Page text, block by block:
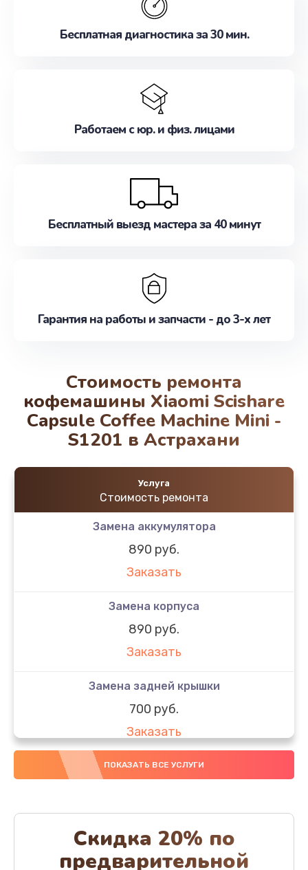
Бесплатная диагностика за 30 мин.
Работаем с юр. и физ. лицами
Бесплатный выезд мастера за 40 минут
Гарантия на работы и запчасти - до 3-х лет
Стоимость ремонта
кофемашины Xiaomi Scishare
Capsule Coffee Machine Mini -
S1201 в Астрахани
Услуга
Стоимость ремонта
Замена аккумулятора
890 руб.
Заказать
Замена корпуса
890 руб.
Заказать
Замена задней крышки
700 руб.
Заказать
Комплексная чистка
Заказать
Замена стекла
ПОКАЗАТЬ ВСЕ УСЛУГИ
Скидка 20% по
предварительной